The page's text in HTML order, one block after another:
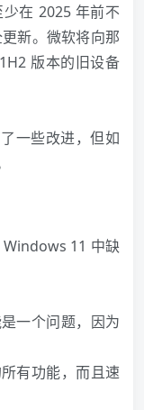
在 2025 年前不
新。微软将向那
版本的旧设备
一些改进，但如
11 中缺
一个问题，因为
有功能，而且速